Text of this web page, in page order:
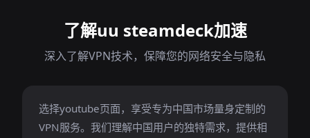
了解uu steamdeck加速
深入了解VPN技术，保障您的网络安全与隐私
选择youtube页面，享受专为中国市场量身定制的
VPN服务。我们理解中国用户的独特需求，提供相